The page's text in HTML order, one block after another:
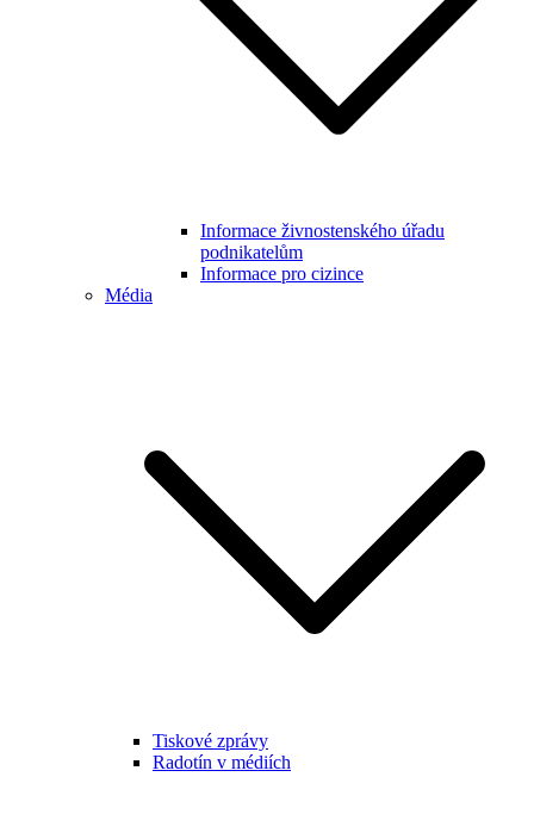
Informace živnostenského úřadu
podnikatelům
Informace pro cizince
Média
Tiskové zprávy
Radotín v médiích